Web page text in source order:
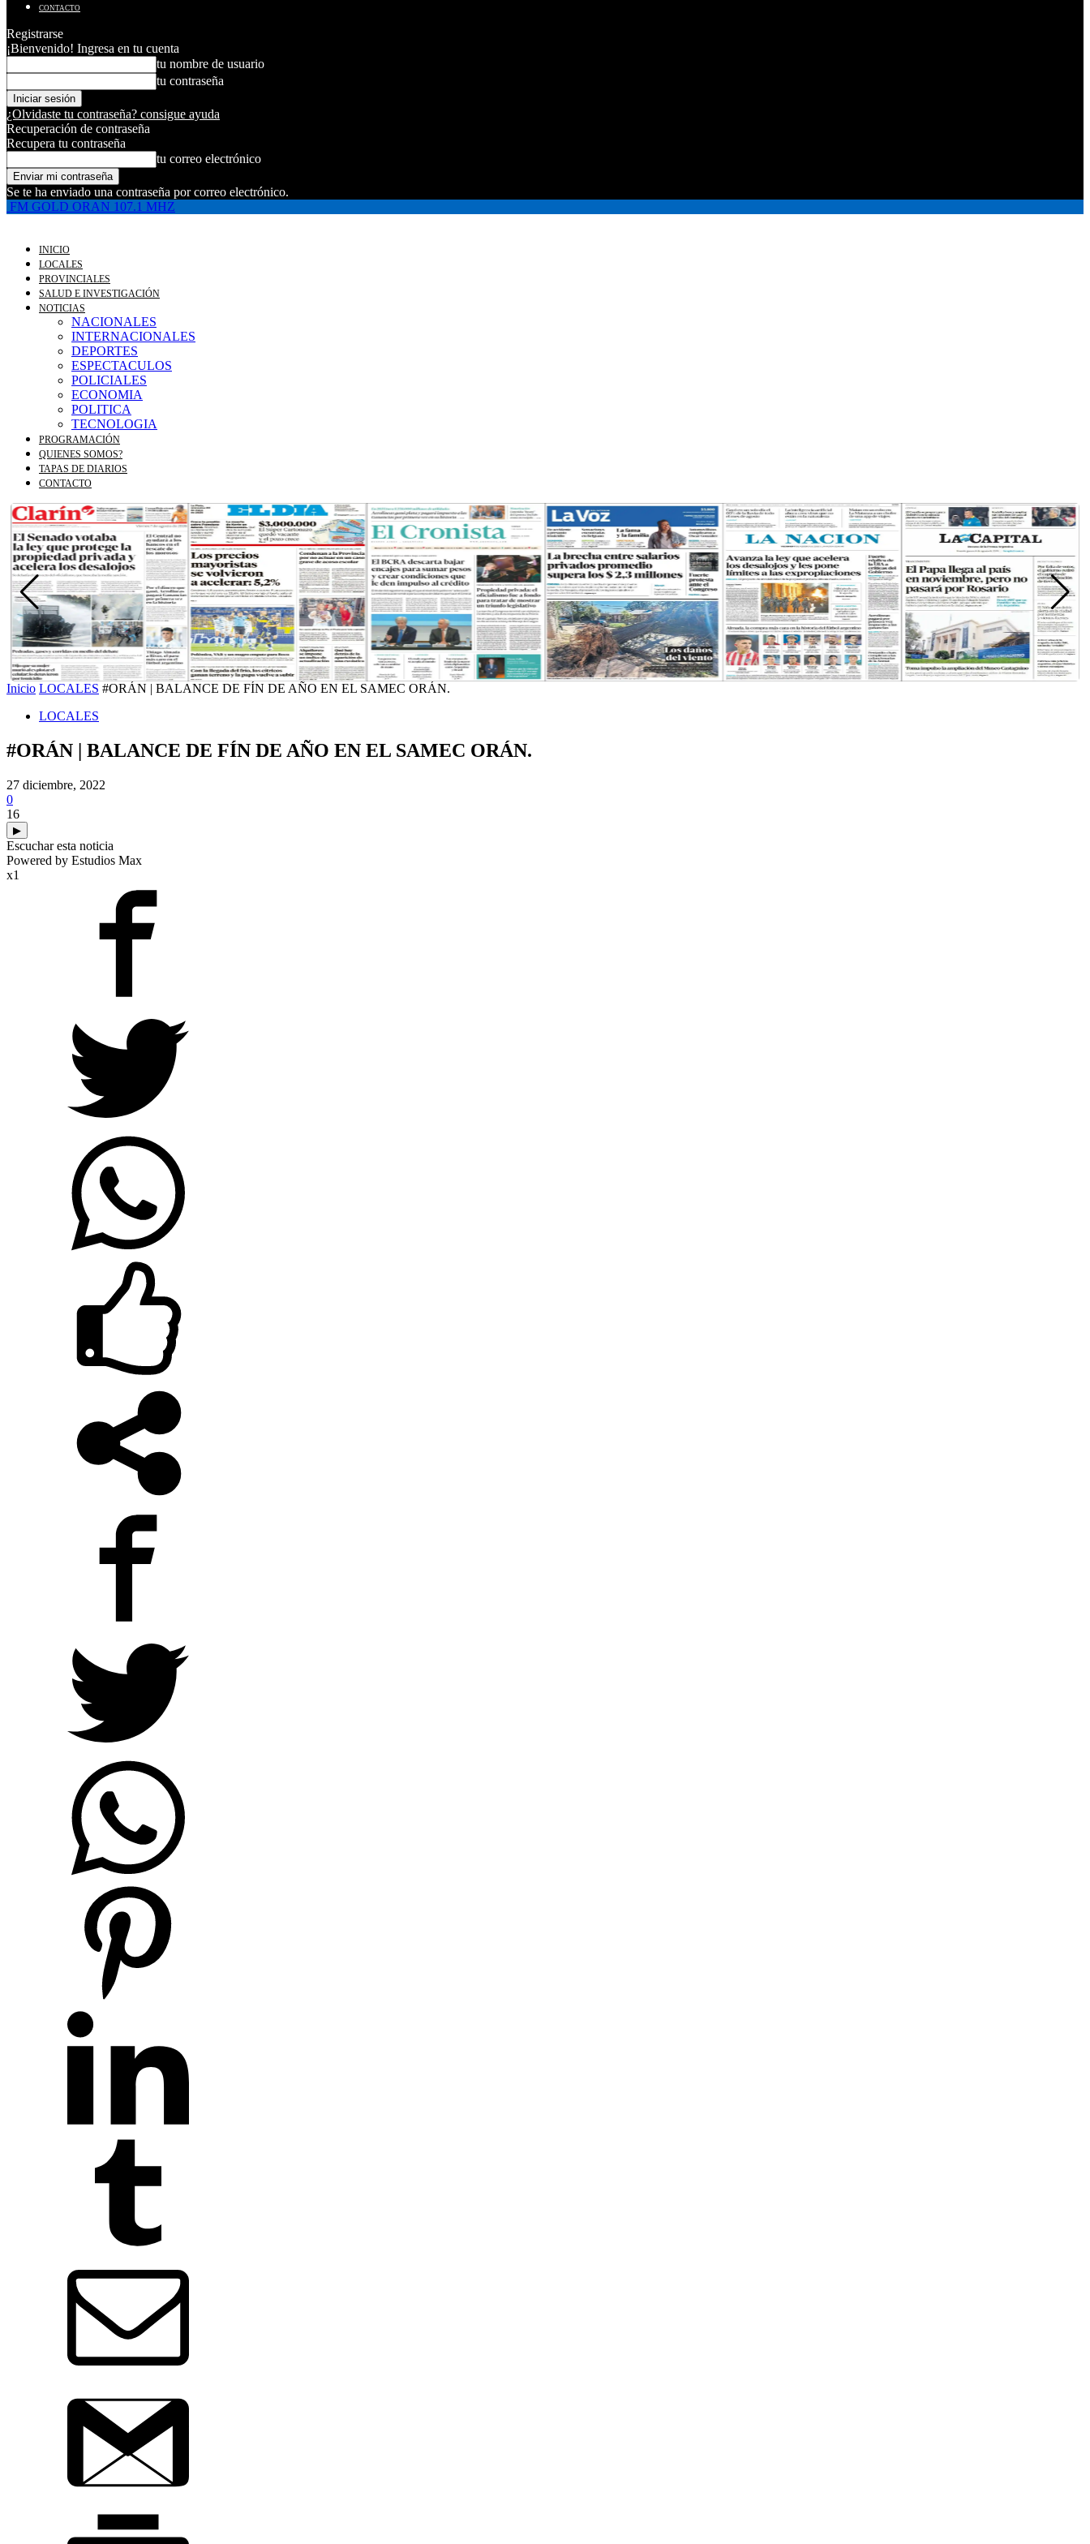
CONTACTO
Registrarse
¡Bienvenido! Ingresa en tu cuenta
tu nombre de usuario
tu contraseña
¿Olvidaste tu contraseña? consigue ayuda
Recuperación de contraseña
Recupera tu contraseña
tu correo electrónico
Se te ha enviado una contraseña por correo electrónico.
FM GOLD ORAN 107.1 MHZ
INICIO
LOCALES
PROVINCIALES
SALUD E INVESTIGACIÓN
NOTICIAS
NACIONALES
INTERNACIONALES
DEPORTES
ESPECTACULOS
POLICIALES
ECONOMIA
POLITICA
TECNOLOGIA
PROGRAMACIÓN
QUIENES SOMOS?
TAPAS DE DIARIOS
CONTACTO
Inicio LOCALES #ORÁN | BALANCE DE FÍN DE AÑO EN EL SAMEC ORÁN.
LOCALES
#ORÁN | BALANCE DE FÍN DE AÑO EN EL SAMEC ORÁN.
27 diciembre, 2022
0
16
▶
Escuchar esta noticia
Powered by Estudios Max
x1